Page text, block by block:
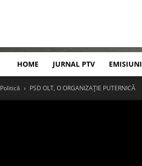
HOME JURNAL PTV EMISIUNI
Politică PSD OLT, O ORGANIZAȚIE PUTERNICĂ